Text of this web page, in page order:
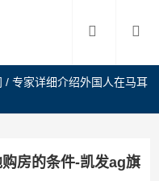
/专家详细介绍外国人在马耳
房的条件-凯发ag旗